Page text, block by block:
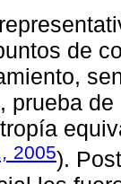
de
prueba
2005).